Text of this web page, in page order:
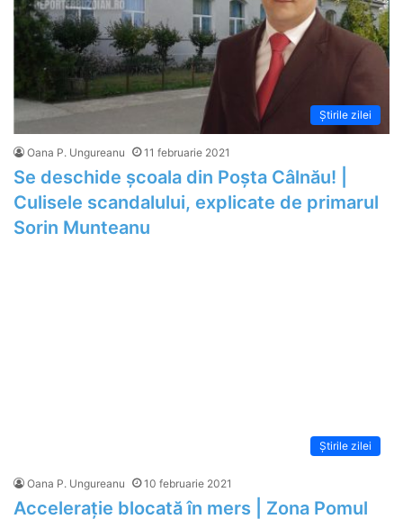
Știrile zilei
Oana P. Ungureanu 11 februarie 2021
Se deschide școala din Poșta Câlnău! |
Culisele scandalului, explicate de primarul
Sorin Munteanu
Știrile zilei
Oana P. Ungureanu 10 februarie 2021
Accelerație blocată în mers | Zona Pomul